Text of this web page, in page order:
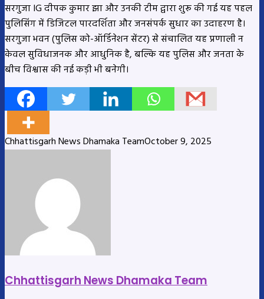
सरगुजा IG दीपक कुमार झा और उनकी टीम द्वारा शुरू की गई यह पहल
पुलिसिंग में डिजिटल पारदर्शिता और जनसंपर्क सुधार का उदाहरण है।
सरगुजा भवन (पुलिस को-ऑर्डिनेशन सेंटर) से संचालित यह प्रणाली न
केवल सुविधाजनक और आधुनिक है, बल्कि यह पुलिस और जनता के
बीच विश्वास की नई कड़ी भी बनेगी।
Chhattisgarh News Dhamaka TeamOctober 9, 2025
Chhattisgarh News Dhamaka Team